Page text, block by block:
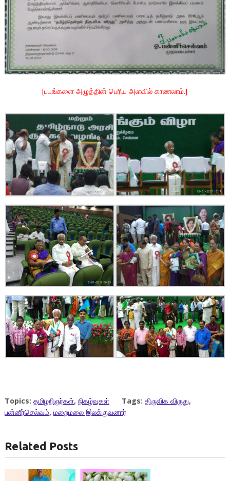
[படங்களை அழுத்தின் பெரிய அளவில் காணலாம்.]
Topics: தமிழறிஞர்கள், நிகழ்வுகள் Tags: திருவிக விருது,
பன்னீர்செல்வம், மறைமலை இலக்குவனார்
Related Posts